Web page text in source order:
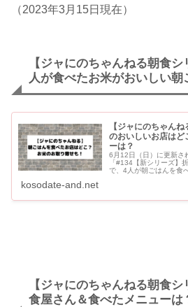
（2023年3月15日現在）
【ジャにのちゃんねる朝食
人が食べたお米がおいしい朝
【ジャにのちゃん
のおいしいお店はど
ーは？
6月12日（日）に更新さ
「#134【新シリーズ】
で、4人が朝ごはんを食べ
kosodate-and.net
【ジャにのちゃんねる朝食
食屋さん＆食べたメニューは